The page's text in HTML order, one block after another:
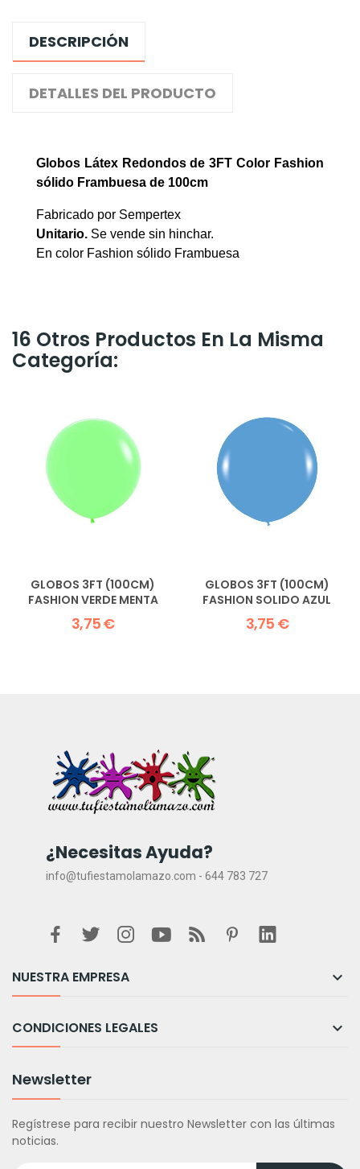
DESCRIPCIÓN
DETALLES DEL PRODUCTO
Globos Látex Redondos de 3FT Color Fashion
sólido Frambuesa de 100cm
Fabricado por Sempertex
Unitario. Se vende sin hinchar.
En color Fashion sólido Frambuesa
16 Otros Productos En La Misma
Categoría:
GLOBOS 3FT (100CM)
FASHION VERDE MENTA
3,75 €
GLOBOS 3FT (100CM)
FASHION SOLIDO AZUL
3,75 €
¿Necesitas Ayuda?
info@tufiestamolamazo.com - 644 783 727
NUESTRA EMPRESA 
CONDICIONES LEGALES 
Newsletter
Regístrese para recibir nuestro Newsletter con las últimas
noticias.